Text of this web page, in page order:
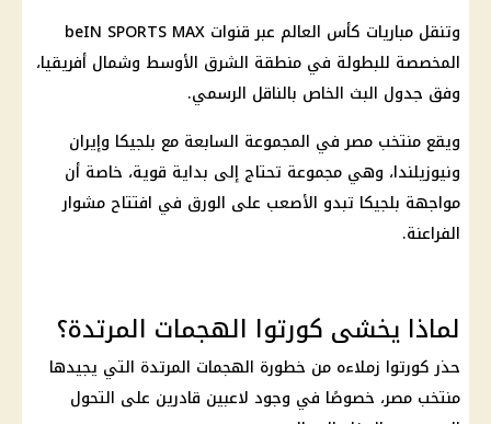
وتنقل مباريات كأس العالم عبر قنوات beIN SPORTS MAX
المخصصة للبطولة في منطقة الشرق الأوسط وشمال أفريقيا،
وفق جدول البث الخاص بالناقل الرسمي.
ويقعمنتخب مصرفي المجموعة السابعة مع بلجيكا وإيران
ونيوزيلندا، وهي مجموعة تحتاج إلى بداية قوية، خاصة أن
مواجهة بلجيكا تبدو الأصعب على الورق في افتتاح مشوار
الفراعنة.
لماذا يخشى كورتوا الهجمات المرتدة؟
حذر كورتوا زملاءه من خطورة الهجمات المرتدة التي يجيدها
منتخب مصر، خصوصًا في وجود لاعبين قادرين على التحول